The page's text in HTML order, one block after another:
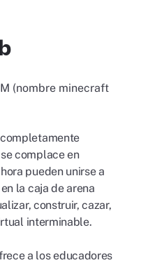
se complace en
pueden unirse a
la caja de arena
construir, cazar,
interminable.
a los educadores